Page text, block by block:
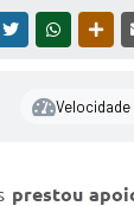
TWITTERWHATSAPP
Velocidade
prestou